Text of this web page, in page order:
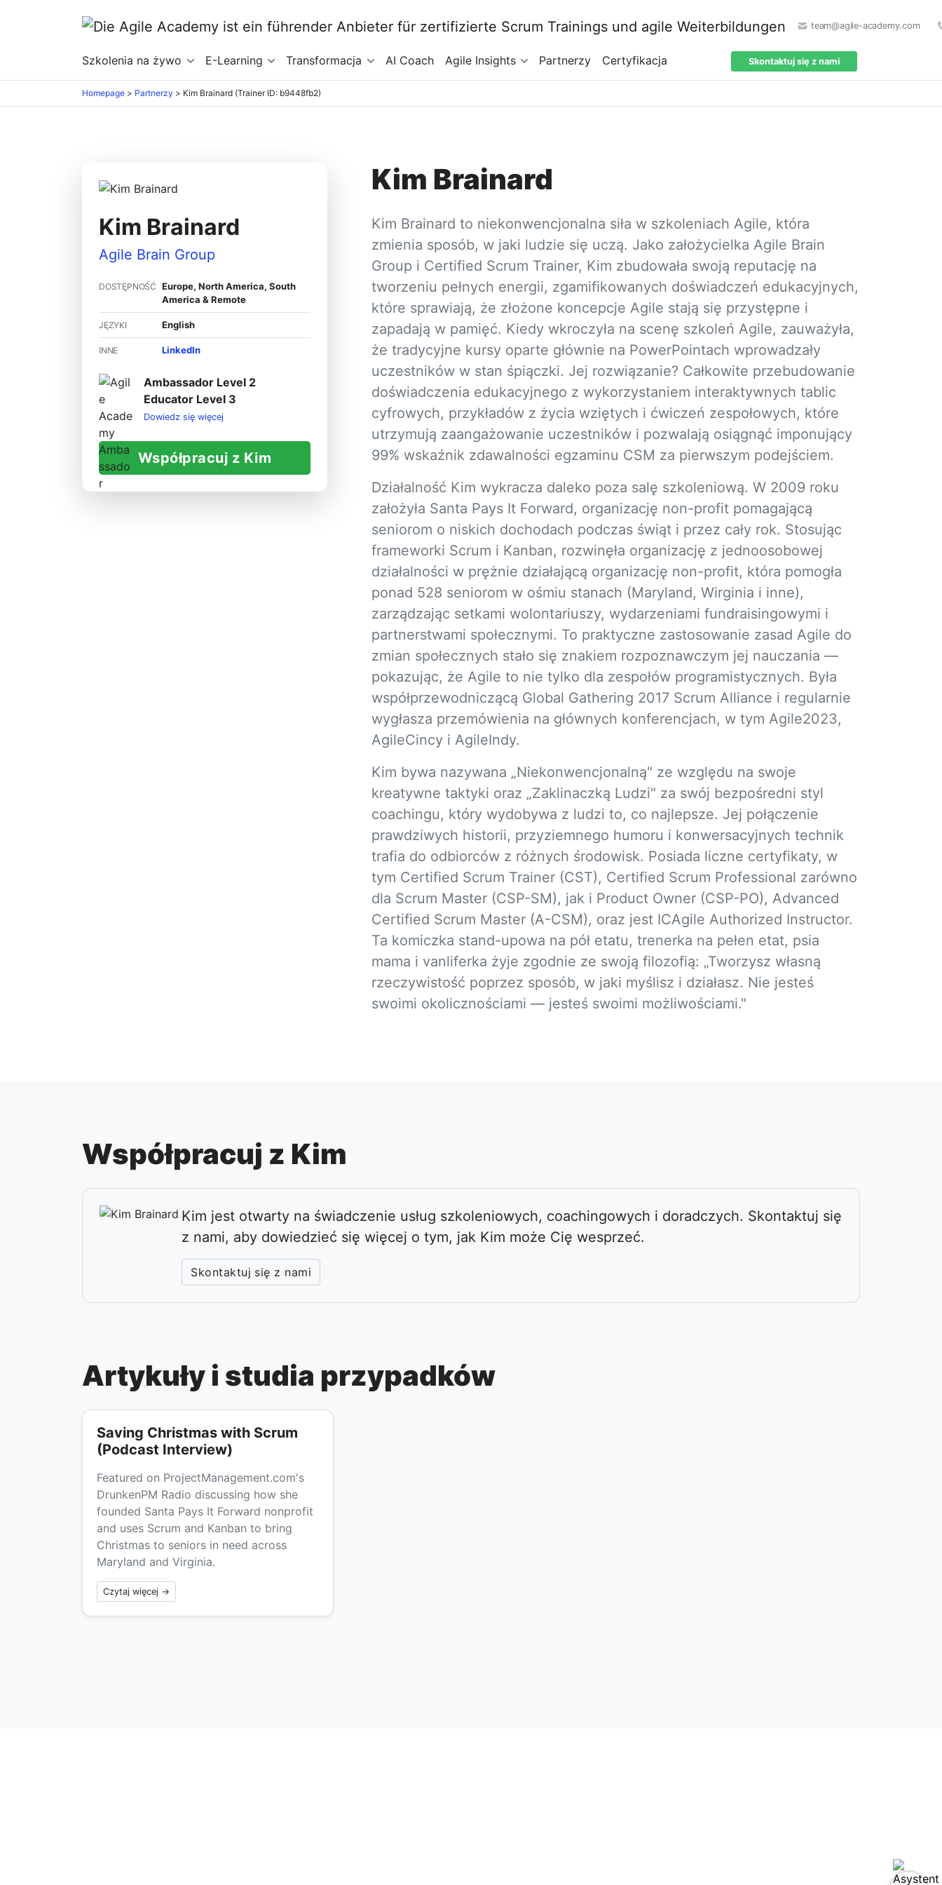
team@agile-academy.com
Szkolenia na żywo E-Learning Transformacja AI Coach Agile Insights Partnerzy Certyfikacja Skontaktuj się z nami
Homepage > Partnerzy > Kim Brainard (Trainer ID: b9448fb2)
Kim Brainard
Agile Brain Group
DOSTĘPNOŚĆ Europe, North America, South
America & Remote
JĘZYKI English
INNE LinkedIn
Ambassador Level 2
Educator Level 3
Dowiedz się więcej
Współpracuj z Kim
Kim Brainard
Kim Brainard to niekonwencjonalna siła w szkoleniach Agile, która
zmienia sposób, w jaki ludzie się uczą. Jako założycielka Agile Brain
Group i Certified Scrum Trainer, Kim zbudowała swoją reputację na
tworzeniu pełnych energii, zgamifikowanych doświadczeń edukacyjnych,
które sprawiają, że złożone koncepcje Agile stają się przystępne i
zapadają w pamięć. Kiedy wkroczyła na scenę szkoleń Agile, zauważyła,
że tradycyjne kursy oparte głównie na PowerPointach wprowadzały
uczestników w stan śpiączki. Jej rozwiązanie? Całkowite przebudowanie
doświadczenia edukacyjnego z wykorzystaniem interaktywnych tablic
cyfrowych, przykładów z życia wziętych i ćwiczeń zespołowych, które
utrzymują zaangażowanie uczestników i pozwalają osiągnąć imponujący
99% wskaźnik zdawalności egzaminu CSM za pierwszym podejściem.
Działalność Kim wykracza daleko poza salę szkoleniową. W 2009 roku
założyła Santa Pays It Forward, organizację non-profit pomagającą
seniorom o niskich dochodach podczas świąt i przez cały rok. Stosując
frameworki Scrum i Kanban, rozwinęła organizację z jednoosobowej
działalności w prężnie działającą organizację non-profit, która pomogła
ponad 528 seniorom w ośmiu stanach (Maryland, Wirginia i inne),
zarządzając setkami wolontariuszy, wydarzeniami fundraisingowymi i
partnerstwami społecznymi. To praktyczne zastosowanie zasad Agile do
zmian społecznych stało się znakiem rozpoznawczym jej nauczania —
pokazując, że Agile to nie tylko dla zespołów programistycznych. Była
współprzewodniczącą Global Gathering 2017 Scrum Alliance i regularnie
wygłasza przemówienia na głównych konferencjach, w tym Agile2023,
AgileCincy i AgileIndy.
Kim bywa nazywana „Niekonwencjonalną" ze względu na swoje
kreatywne taktyki oraz „Zaklinaczką Ludzi" za swój bezpośredni styl
coachingu, który wydobywa z ludzi to, co najlepsze. Jej połączenie
prawdziwych historii, przyziemnego humoru i konwersacyjnych technik
trafia do odbiorców z różnych środowisk. Posiada liczne certyfikaty, w
tym Certified Scrum Trainer (CST), Certified Scrum Professional zarówno
dla Scrum Master (CSP-SM), jak i Product Owner (CSP-PO), Advanced
Certified Scrum Master (A-CSM), oraz jest ICAgile Authorized Instructor.
Ta komiczka stand-upowa na pół etatu, trenerka na pełen etat, psia
mama i vanliferka żyje zgodnie ze swoją filozofią: „Tworzysz własną
rzeczywistość poprzez sposób, w jaki myślisz i działasz. Nie jesteś
swoimi okolicznościami — jesteś swoimi możliwościami."
Współpracuj z Kim
Kim jest otwarty na świadczenie usług szkoleniowych, coachingowych i doradczych. Skontaktuj się
z nami, aby dowiedzieć się więcej o tym, jak Kim może Cię wesprzeć.
Skontaktuj się z nami
Artykuły i studia przypadków
Saving Christmas with Scrum
(Podcast Interview)
Featured on ProjectManagement.com's
DrunkenPM Radio discussing how she
founded Santa Pays It Forward nonprofit
and uses Scrum and Kanban to bring
Christmas to seniors in need across
Maryland and Virginia.
Czytaj więcej →